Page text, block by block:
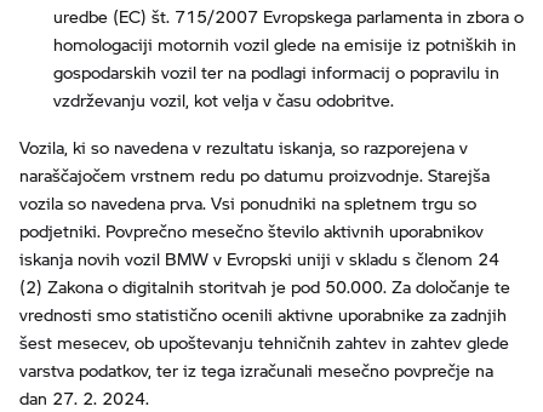
uredbe (EC) št. 715/2007 Evropskega parlamenta in zbora o
homologaciji motornih vozil glede na emisije iz potniških in
gospodarskih vozil ter na podlagi informacij o popravilu in
vzdrževanju vozil, kot velja v času odobritve.
Vozila, ki so navedena v rezultatu iskanja, so razporejena v
naraščajočem vrstnem redu po datumu proizvodnje. Starejša
vozila so navedena prva. Vsi ponudniki na spletnem trgu so
podjetniki. Povprečno mesečno število aktivnih uporabnikov
iskanja novih vozil BMW v Evropski uniji v skladu s členom 24
(2) Zakona o digitalnih storitvah je pod 50.000. Za določanje te
vrednosti smo statistično ocenili aktivne uporabnike za zadnjih
šest mesecev, ob upoštevanju tehničnih zahtev in zahtev glede
varstva podatkov, ter iz tega izračunali mesečno povprečje na
dan 27. 2. 2024.